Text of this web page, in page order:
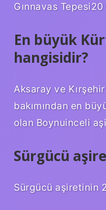
Gınnavas
En büyük
hangisidir?
Aksaray ve
bakımından en
olan Boynuinceli
Sürgücü
Sürgücü aşiretinin